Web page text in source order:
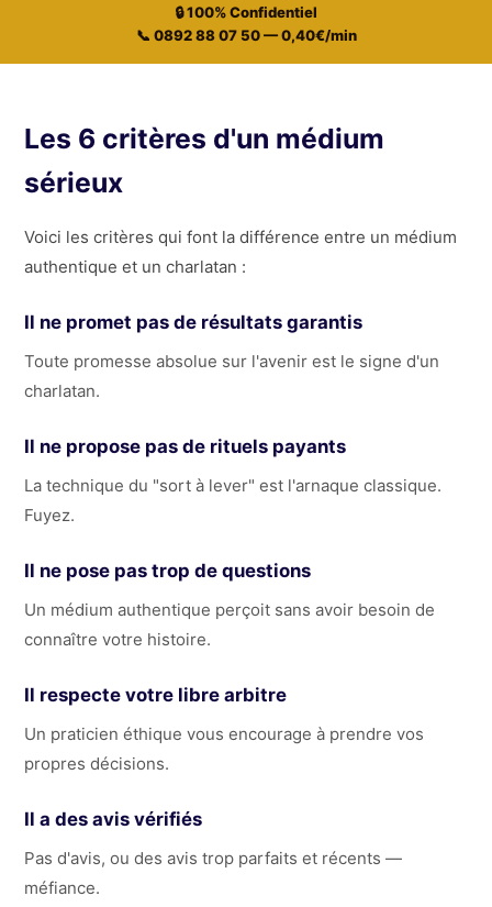
🔒 100% Confidentiel
📞 0892 88 07 50 — 0,40€/min
Les 6 critères d'un médium
sérieux
Voici les critères qui font la différence entre un médium
authentique et un charlatan :
Il ne promet pas de résultats garantis
Toute promesse absolue sur l'avenir est le signe d'un
charlatan.
Il ne propose pas de rituels payants
La technique du "sort à lever" est l'arnaque classique.
Fuyez.
Il ne pose pas trop de questions
Un médium authentique perçoit sans avoir besoin de
connaître votre histoire.
Il respecte votre libre arbitre
Un praticien éthique vous encourage à prendre vos
propres décisions.
Il a des avis vérifiés
Pas d'avis, ou des avis trop parfaits et récents —
méfiance.